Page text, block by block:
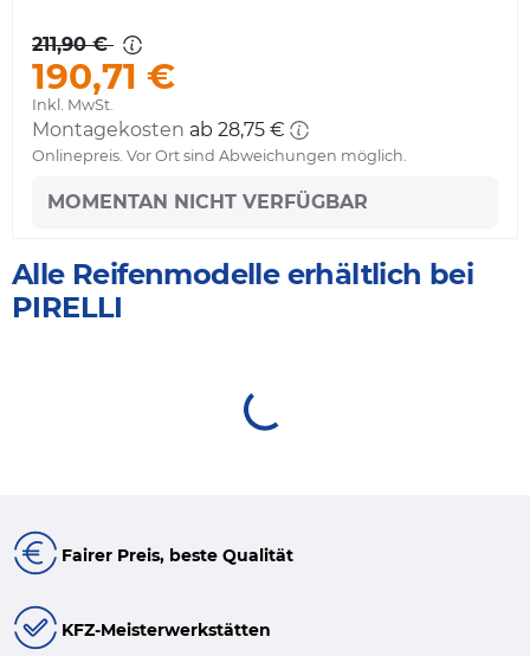
211,90 €
190,71 €
Inkl. MwSt.
Montagekosten ab 28,75 €
Onlinepreis. Vor Ort sind Abweichungen möglich.
MOMENTAN NICHT VERFÜGBAR
Alle Reifenmodelle erhältlich bei
PIRELLI
Fairer Preis, beste Qualität
KFZ-Meisterwerkstätten